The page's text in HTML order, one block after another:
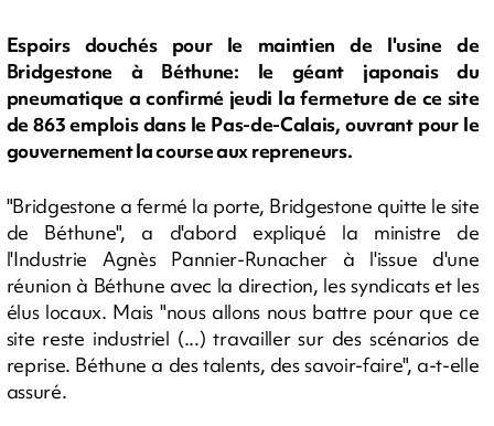
Espoirs douchés pour le maintien de l'usine de
Bridgestone à Béthune: le géant japonais du
pneumatique a confirmé jeudi la fermeture de ce site
de 863 emplois dans le Pas-de-Calais, ouvrant pour le
gouvernement la course aux repreneurs.
"Bridgestone a fermé la porte, Bridgestone quitte le site
de Béthune", a d'abord expliqué la ministre de
l'Industrie Agnès Pannier-Runacher à l'issue d'une
réunion à Béthune avec la direction, les syndicats et les
élus locaux. Mais "nous allons nous battre pour que ce
site reste industriel (...) travailler sur des scénarios de
reprise. Béthune a des talents, des savoir-faire", a-t-elle
assuré.